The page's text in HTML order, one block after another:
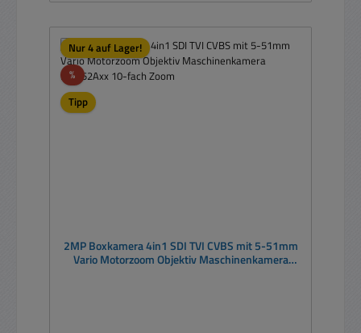
Nur 4 auf Lager!
%Rabatt
Tipp
2MP Boxkamera 4in1 SDI TVI CVBS mit 5-51mm
Vario Motorzoom Objektiv Maschinenkamera